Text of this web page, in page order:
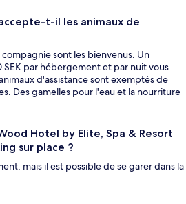
t-il les animaux de
sont les bienvenus. Un
par hébergement et par nuit vous
d'assistance sont exemptés de
Des gamelles pour l'eau et la nourriture
Hotel by Elite, Spa & Resort
sur place ?
mais il est possible de se garer dans la